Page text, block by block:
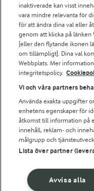
Arla webbshop
Bildbank
Följ oss
© 2026 Arla Foods
Integritetspolicy
inaktiverade kan visst
vara mindre relevanta för
för att ändra dina val eller
genom att klicka på länken
[eller den flytande ikonen
om tillämpligt]. Dina val
Webbplats. Mer
integritetspolicy.
Vi och våra partners
Använda exakta uppgifter
enhetens egenskaper för
åtkomst till information på
innehåll, reklam- och
målgrupp och
Lista över partner
Avvisa alla